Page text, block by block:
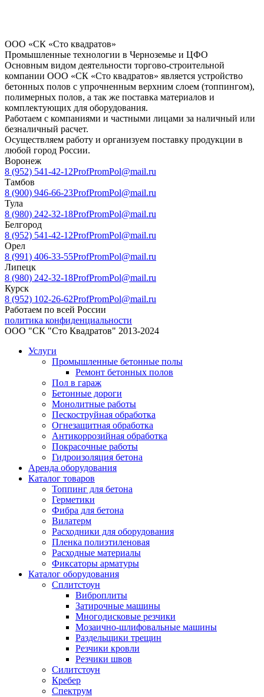
ООО «СК «Сто квадратов»
Промышленные технологии в Черноземье и ЦФО
Основным видом деятельности торгово-строительной
компании ООО «СК «Сто квадратов» является устройство
бетонных полов с упрочненным верхним слоем (топпингом),
полимерных полов, а так же поставка материалов и
комплектующих для оборудования.
Работаем с компаниями и частными лицами за наличный или
безналичный расчет.
Осуществляем работу и организуем поставку продукции в
любой город России.
Воронеж
8 (952) 541-42-12ProfPromPol@mail.ru
Тамбов
8 (900) 946-66-23ProfPromPol@mail.ru
Тула
8 (980) 242-32-18ProfPromPol@mail.ru
Белгород
8 (952) 541-42-12ProfPromPol@mail.ru
Орел
8 (991) 406-33-55ProfPromPol@mail.ru
Липецк
8 (980) 242-32-18ProfPromPol@mail.ru
Курск
8 (952) 102-26-62ProfPromPol@mail.ru
Работаем по всей России
политика конфиденциальности
ООО "СК "Сто Квадратов" 2013-2024
Услуги
Промышленные бетонные полы
Ремонт бетонных полов
Пол в гараж
Бетонные дороги
Монолитные работы
Пескоструйная обработка
Огнезащитная обработка
Антикоррозийная обработка
Покрасочные работы
Гидроизоляция бетона
Аренда оборудования
Каталог товаров
Топпинг для бетона
Герметики
Фибра для бетона
Вилатерм
Расходники для оборудования
Пленка полиэтиленовая
Расходные материалы
Фиксаторы арматуры
Каталог оборудования
Сплитстоун
Виброплиты
Затирочные машины
Многодисковые резчики
Мозаично-шлифовальные машины
Раздельщики трещин
Резчики кровли
Резчики швов
Силитстоун
Кребер
Спектрум